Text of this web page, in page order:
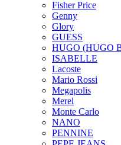
Fisher Price
Genny
Glory
GUESS
HUGO (HUGO
ISABELLE
Lacoste
Mario Rossi
Megapolis
Merel
Monte Carlo
NANO
PENNINE